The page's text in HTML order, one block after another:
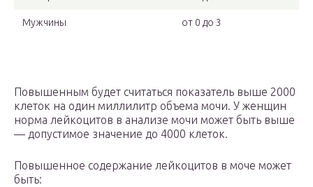
Мужчины от 0 до 3
Повышенным будет считаться показатель выше 2000
клеток на один миллилитр объема мочи. У женщин
норма лейкоцитов в анализе мочи может быть выше
— допустимое значение до 4000 клеток.
Повышенное содержание лейкоцитов в моче может
быть: